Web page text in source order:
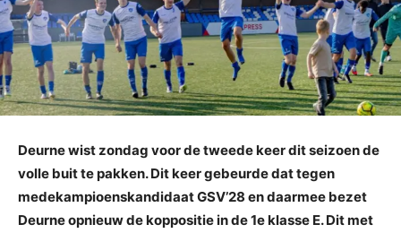
Deurne wist zondag voor de tweede keer dit seizoen de
volle buit te pakken. Dit keer gebeurde dat tegen
medekampioenskandidaat GSV’28 en daarmee bezet
Deurne opnieuw de koppositie in de 1e klasse E. Dit met